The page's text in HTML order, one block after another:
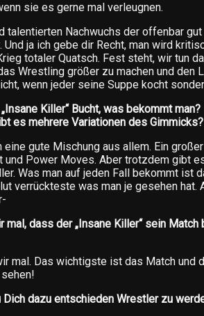
sie es gerne mal verleugnen.
talentierten Nachwuchs der offenbar
ja ich gebe dir Recht, man wird
totaler Quatsch. Fest steht, wir tun
Wrestling größer zu machen und den
wenn jeder seine Suppe kocht
Killer“ Bucht, was bekommt
es mehrere Variationen des Gimmicks?
eine gute Mischung aus allem. Ein
und Power Moves. Aber trotzdem gibt
Was man auf jeden Fall bekommt ist
verrückteste was man je gesehen hat.
mal, dass der „Insane Killer“ sein Match
mal. Das wichtigste ist das Match und
Dich dazu entschieden Wrestler zu